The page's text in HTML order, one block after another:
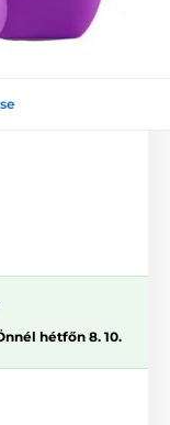
hétfőn 8. 10.